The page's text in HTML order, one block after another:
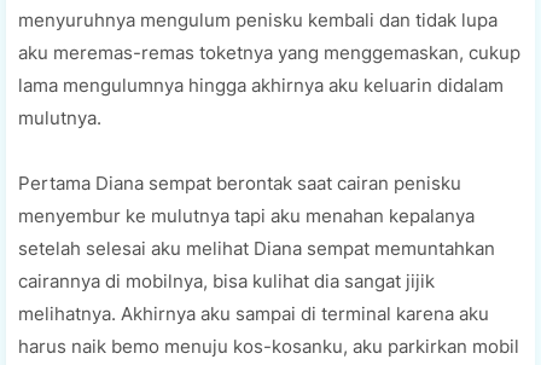
menyuruhnya mengulum penisku kembali dan tidak lupa
aku meremas-remas toketnya yang menggemaskan, cukup
lama mengulumnya hingga akhirnya aku keluarin didalam
mulutnya.
Pertama Diana sempat berontak saat cairan penisku
menyembur ke mulutnya tapi aku menahan kepalanya
setelah selesai aku melihat Diana sempat memuntahkan
cairannya di mobilnya, bisa kulihat dia sangat jijik
melihatnya. Akhirnya aku sampai di terminal karena aku
harus naik bemo menuju kos-kosanku, aku parkirkan mobil